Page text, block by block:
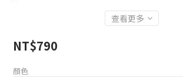
查看更多
NT$790
顏色